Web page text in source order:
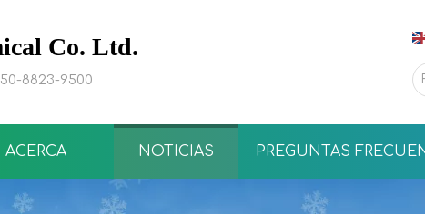
Co. Ltd.
8823-9500
ACERCA NOTICIAS PREGUNTAS